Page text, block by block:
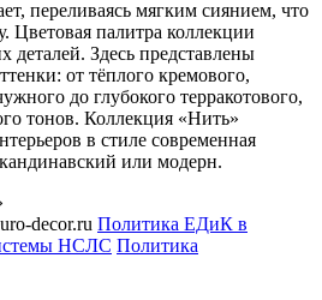
переливаясь мягким сиянием, что
Цветовая палитра коллекции
деталей. Здесь представлены
от тёплого кремового,
до глубокого терракотового,
тонов. Коллекция «Нить»
в стиле современная
или модерн.
decor.ru Политика ЕДиК в
НСЛС Политика